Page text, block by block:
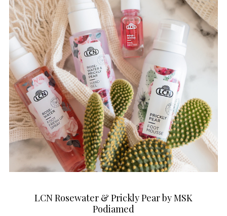
LCN Rosewater & Prickly Pear by MSK
Podiamed